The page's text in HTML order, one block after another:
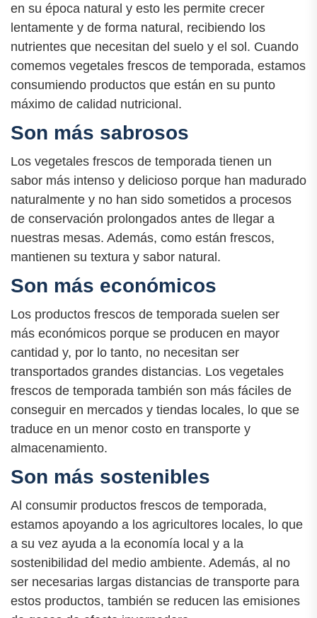
en su época natural y esto les permite crecer
lentamente y de forma natural, recibiendo los
nutrientes que necesitan del suelo y el sol. Cuando
comemos vegetales frescos de temporada, estamos
consumiendo productos que están en su punto
máximo de calidad nutricional.
Son más sabrosos
Los vegetales frescos de temporada tienen un
sabor más intenso y delicioso porque han madurado
naturalmente y no han sido sometidos a procesos
de conservación prolongados antes de llegar a
nuestras mesas. Además, como están frescos,
mantienen su textura y sabor natural.
Son más económicos
Los productos frescos de temporada suelen ser
más económicos porque se producen en mayor
cantidad y, por lo tanto, no necesitan ser
transportados grandes distancias. Los vegetales
frescos de temporada también son más fáciles de
conseguir en mercados y tiendas locales, lo que se
traduce en un menor costo en transporte y
almacenamiento.
Son más sostenibles
Al consumir productos frescos de temporada,
estamos apoyando a los agricultores locales, lo que
a su vez ayuda a la economía local y a la
sostenibilidad del medio ambiente. Además, al no
ser necesarias largas distancias de transporte para
estos productos, también se reducen las emisiones